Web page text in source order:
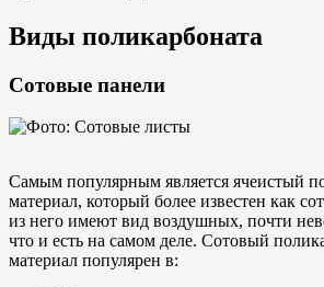
Виды поликарбоната
Сотовые панели
Самым популярным является ячеистый
материал, который более известен как
из него имеют вид воздушных, почти
что и есть на самом деле. Сотовый
материал популярен в: